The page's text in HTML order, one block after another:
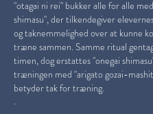
"otagai ni rei" bukker alle for alle
shimasu", der tilkendegiver
og taknemmelighed over at kunne
træne sammen. Samme ritual
timen, dog erstattes "onegai
træningen med "arigato gozai-
betyder tak for træning.
.